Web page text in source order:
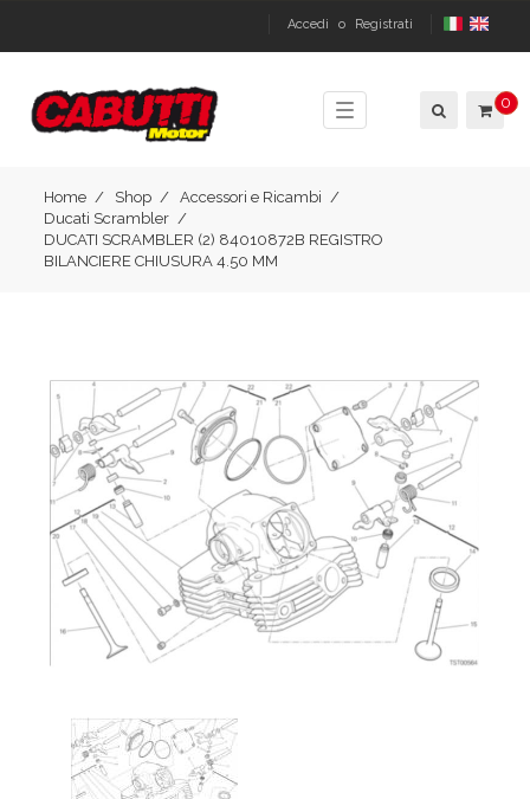
Accedi o Registrati
Toggle
navigation
0
Home Shop
Accessori e Ricambi
Ducati Scrambler
DUCATI SCRAMBLER (2) 84010872B REGISTRO
BILANCIERE CHIUSURA 4.50 MM